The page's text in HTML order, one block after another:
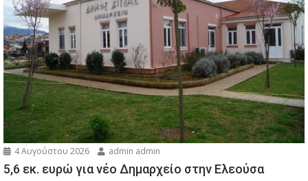
4 Αυγούστου 2026 admin admin
5,6 εκ. ευρώ για νέο Δημαρχείο στην Ελεούσα